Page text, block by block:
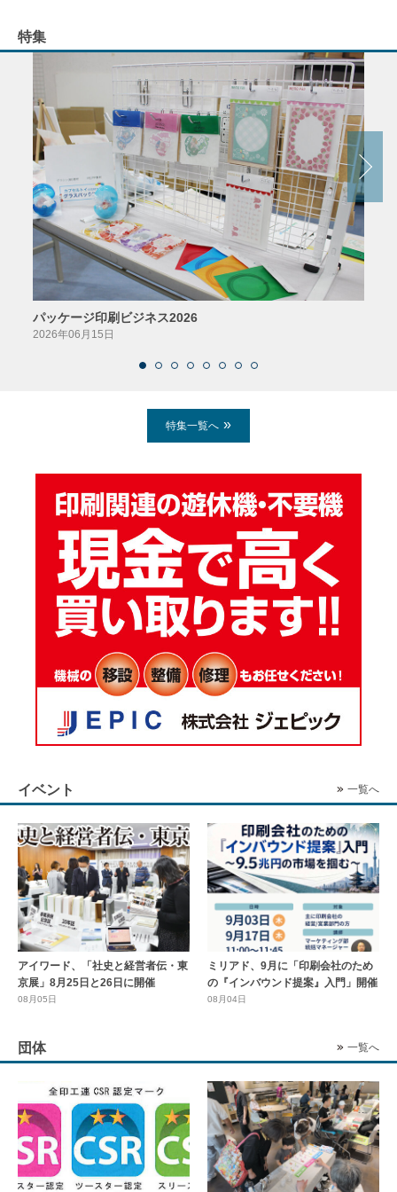
特集
パッケージ印刷ビジネス2026
2026年06月15日
特集一覧へ
イベント 一覧へ
アイワード、「社史と経営者伝・東
京展」8月25日と26日に開催
08月05日
ミリアド、9月に「印刷会社のため
の『インバウンド提案』入門」開催
08月04日
団体 一覧へ